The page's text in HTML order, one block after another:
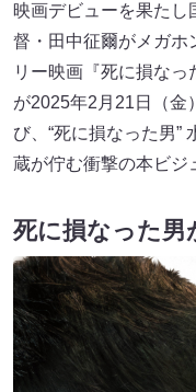
映画デビューを果たし
督・田中征爾がメガホ
リー映画『死に損なっ
が2025年2月21日（金
び、“死に損なった男”
蔵が佇む衝撃の本ビジ
死に損なった男